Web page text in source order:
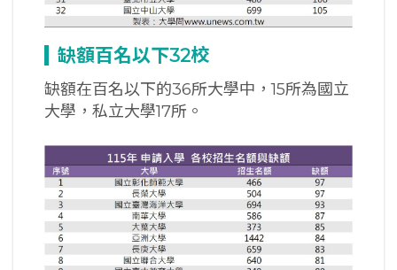
缺額百名以下32校
缺額在百名以下的36所大學中，15所為國立
大學，私立大學17所。